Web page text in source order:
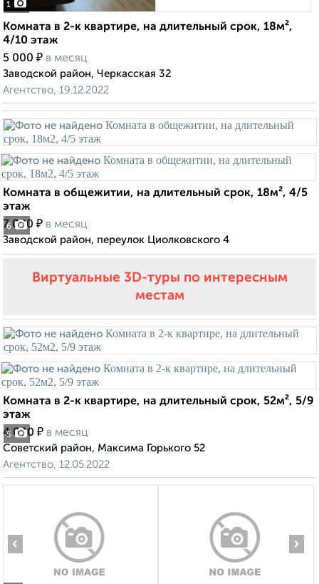
1
Комната в 2-к квартире, на длительный срок, 18м²,
4/10 этаж
5 000 ₽ в месяц
Заводской район, Черкасская 32
Агентство, 19.12.2022
6
Комната в общежитии, на длительный срок, 18м², 4/5
этаж
7 000 ₽ в месяц
Заводской район, переулок Циолковского 4
Виртуальные 3D-туры по интересным
местам
5
Комната в 2-к квартире, на длительный срок, 52м², 5/9
этаж
4 000 ₽ в месяц
Советский район, Максима Горького 52
Агентство, 12.05.2022
‹ ›